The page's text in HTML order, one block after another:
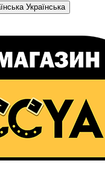
Українська